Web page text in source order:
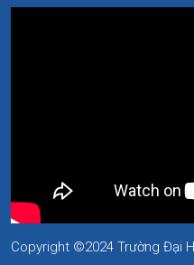
Copyright ©2024 Trường Đại